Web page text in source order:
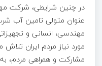
در چنین شرایطی، شرکت
عنوان متولی تامین آب
مهندسی، انسانی و
مورد نیاز مردم ایران
مشارکت و همراهی مردم،